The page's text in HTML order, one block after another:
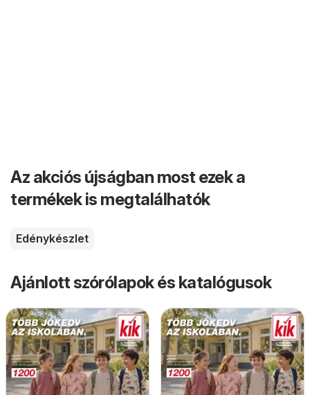
Az akciós újságban most ezek a
termékek is megtalálhatók
Edénykészlet
Ajánlott szórólapok és katalógusok